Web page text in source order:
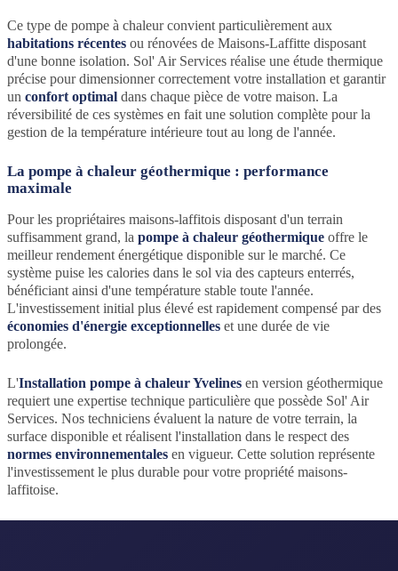
Ce type de pompe à chaleur convient particulièrement aux
habitations récentes ou rénovées de Maisons-Laffitte disposant
d'une bonne isolation. Sol' Air Services réalise une étude thermique
précise pour dimensionner correctement votre installation et garantir
un confort optimal dans chaque pièce de votre maison. La
réversibilité de ces systèmes en fait une solution complète pour la
gestion de la température intérieure tout au long de l'année.
La pompe à chaleur géothermique : performance
maximale
Pour les propriétaires maisons-laffitois disposant d'un terrain
suffisamment grand, la pompe à chaleur géothermique offre le
meilleur rendement énergétique disponible sur le marché. Ce
système puise les calories dans le sol via des capteurs enterrés,
bénéficiant ainsi d'une température stable toute l'année.
L'investissement initial plus élevé est rapidement compensé par des
économies d'énergie exceptionnelles et une durée de vie
prolongée.
L'Installation pompe à chaleur Yvelines en version géothermique
requiert une expertise technique particulière que possède Sol' Air
Services. Nos techniciens évaluent la nature de votre terrain, la
surface disponible et réalisent l'installation dans le respect des
normes environnementales en vigueur. Cette solution représente
l'investissement le plus durable pour votre propriété maisons-
laffitoise.